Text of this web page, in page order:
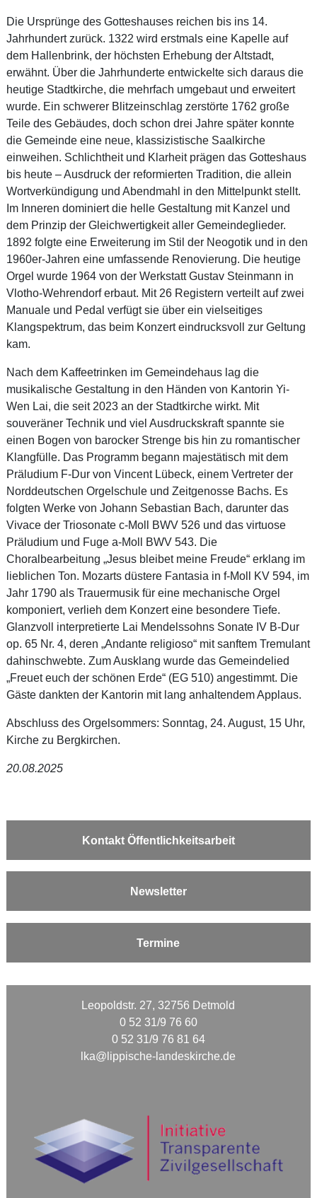
Die Ursprünge des Gotteshauses reichen bis ins 14.
Jahrhundert zurück. 1322 wird erstmals eine Kapelle auf
dem Hallenbrink, der höchsten Erhebung der Altstadt,
erwähnt. Über die Jahrhunderte entwickelte sich daraus die
heutige Stadtkirche, die mehrfach umgebaut und erweitert
wurde. Ein schwerer Blitzeinschlag zerstörte 1762 große
Teile des Gebäudes, doch schon drei Jahre später konnte
die Gemeinde eine neue, klassizistische Saalkirche
einweihen. Schlichtheit und Klarheit prägen das Gotteshaus
bis heute – Ausdruck der reformierten Tradition, die allein
Wortverkündigung und Abendmahl in den Mittelpunkt stellt.
Im Inneren dominiert die helle Gestaltung mit Kanzel und
dem Prinzip der Gleichwertigkeit aller Gemeindeglieder.
1892 folgte eine Erweiterung im Stil der Neogotik und in den
1960er-Jahren eine umfassende Renovierung. Die heutige
Orgel wurde 1964 von der Werkstatt Gustav Steinmann in
Vlotho-Wehrendorf erbaut. Mit 26 Registern verteilt auf zwei
Manuale und Pedal verfügt sie über ein vielseitiges
Klangspektrum, das beim Konzert eindrucksvoll zur Geltung
kam.
Nach dem Kaffeetrinken im Gemeindehaus lag die
musikalische Gestaltung in den Händen von Kantorin Yi-
Wen Lai, die seit 2023 an der Stadtkirche wirkt. Mit
souveräner Technik und viel Ausdruckskraft spannte sie
einen Bogen von barocker Strenge bis hin zu romantischer
Klangfülle. Das Programm begann majestätisch mit dem
Präludium F-Dur von Vincent Lübeck, einem Vertreter der
Norddeutschen Orgelschule und Zeitgenosse Bachs. Es
folgten Werke von Johann Sebastian Bach, darunter das
Vivace der Triosonate c-Moll BWV 526 und das virtuose
Präludium und Fuge a-Moll BWV 543. Die
Choralbearbeitung „Jesus bleibet meine Freude“ erklang im
lieblichen Ton. Mozarts düstere Fantasia in f-Moll KV 594, im
Jahr 1790 als Trauermusik für eine mechanische Orgel
komponiert, verlieh dem Konzert eine besondere Tiefe.
Glanzvoll interpretierte Lai Mendelssohns Sonate IV B-Dur
op. 65 Nr. 4, deren „Andante religioso“ mit sanftem Tremulant
dahinschwebte. Zum Ausklang wurde das Gemeindelied
„Freuet euch der schönen Erde“ (EG 510) angestimmt. Die
Gäste dankten der Kantorin mit lang anhaltendem Applaus.
Abschluss des Orgelsommers: Sonntag, 24. August, 15 Uhr,
Kirche zu Bergkirchen.
20.08.2025
Kontakt Öffentlichkeitsarbeit
Newsletter
Termine
Leopoldstr. 27, 32756 Detmold
0 52 31/9 76 60
0 52 31/9 76 81 64
lka@lippische-landeskirche.de